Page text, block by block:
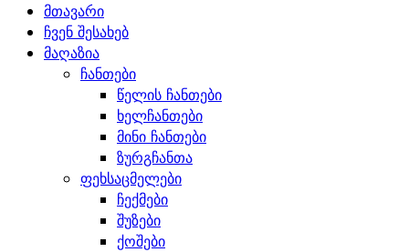
მთავარი
ჩვენ შესახებ
მაღაზია
ჩანთები
წელის ჩანთები
ხელჩანთები
მინი ჩანთები
ზურგჩანთა
ფეხსაცმელები
ჩექმები
შუზები
ქოშები